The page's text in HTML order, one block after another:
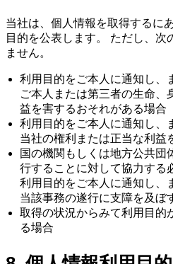
当社は、個人情報を取得するに
目的を公表します。 ただし、次
ません。
利用目的をご本人に通知し、
ご本人または第三者の生命、
益を害するおそれがある場合
利用目的をご本人に通知し、
当社の権利または正当な利益
国の機関もしくは地方公共団
行することに対して協力する
利用目的をご本人に通知し、
当該事務の遂行に支障を及ぼ
取得の状況からみて利用目的
る場合